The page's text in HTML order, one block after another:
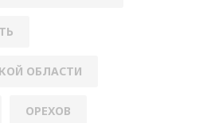
ОБЛАСТИ
ОРЕХОВ